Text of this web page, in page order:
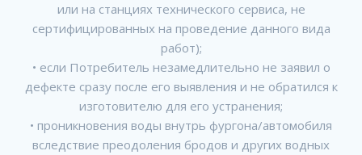
или на станциях технического сервиса, не
сертифицированных на проведение данного вида
работ);
• если Потребитель незамедлительно не заявил о
дефекте сразу после его выявления и не обратился к
изготовителю для его устранения;
• проникновения воды внутрь фургона/автомобиля
вследствие преодоления бродов и других водных